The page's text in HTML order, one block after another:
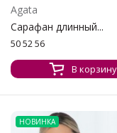
Agata
Сарафан длинный...
50 52 56
В корзину
НОВИНКА